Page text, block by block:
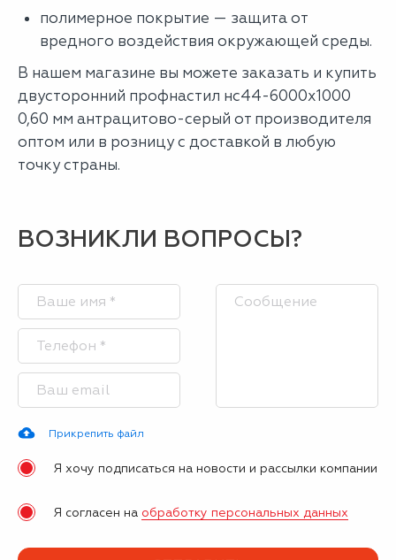
полимерное покрытие — защита от
вредного воздействия окружающей среды.
В нашем магазине вы можете заказать и купить
двусторонний профнастил нс44-6000х1000
0,60 мм антрацитово-серый от производителя
оптом или в розницу с доставкой в любую
точку страны.
ВОЗНИКЛИ ВОПРОСЫ?
Прикрепить файл
Я хочу подписаться на новости и рассылки компании
Я согласен на обработку персональных данных